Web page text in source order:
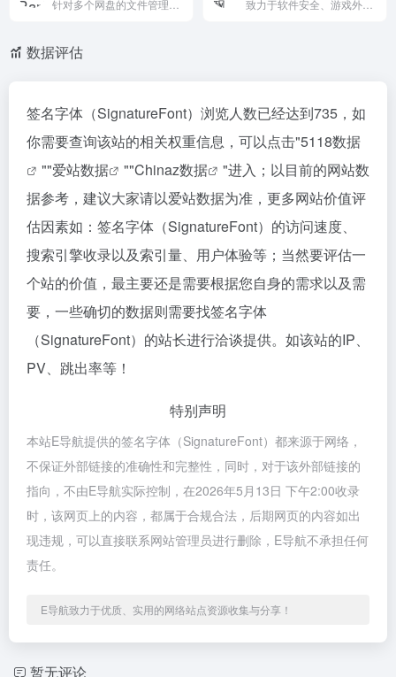
数据评估
签名字体（SignatureFont）浏览人数已经达到735，如
你需要查询该站的相关权重信息，可以点击"5118数据
""爱站数据 ""Chinaz数据
"进入；以目前的网站数
据参考，建议大家请以爱站数据为准，更多网站价值评
估因素如：签名字体（SignatureFont）的访问速度、
搜索引擎收录以及索引量、用户体验等；当然要评估一
个站的价值，最主要还是需要根据您自身的需求以及需
要，一些确切的数据则需要找签名字体
（SignatureFont）的站长进行洽谈提供。如该站的IP、
PV、跳出率等！
特别声明
本站E导航提供的签名字体（SignatureFont）都来源于网络，
不保证外部链接的准确性和完整性，同时，对于该外部链接的
指向，不由E导航实际控制，在2026年5月13日 下午2:00收录
时，该网页上的内容，都属于合规合法，后期网页的内容如出
现违规，可以直接联系网站管理员进行删除，E导航不承担任何
责任。
E导航致力于优质、实用的网络站点资源收集与分享！
暂无评论